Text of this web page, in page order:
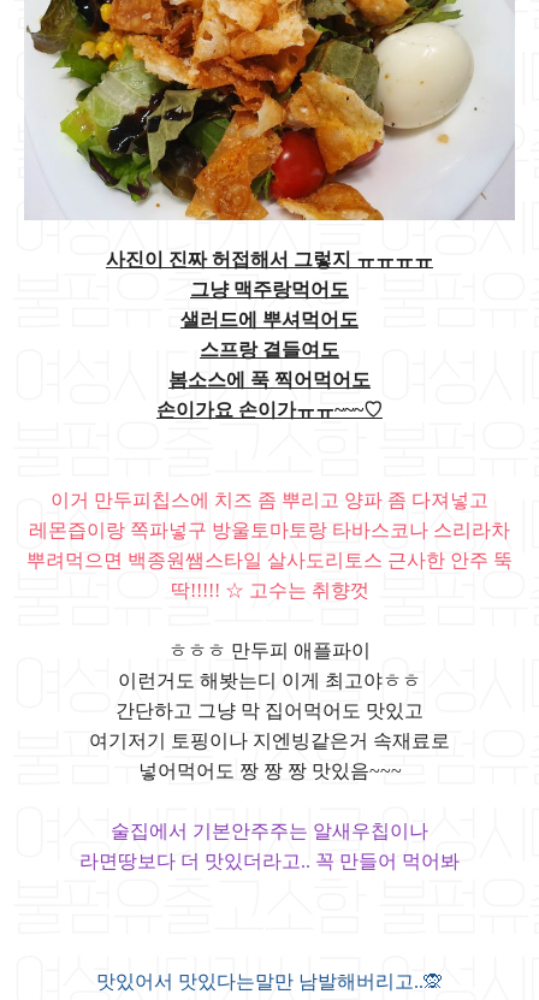
사진이 진짜 허접해서 그렇지 ㅠㅠㅠㅠ
그냥 맥주랑먹어도
샐러드에 뿌셔먹어도
스프랑 곁들여도
봄소스에 푹 찍어먹어도
손이가요 손이가ㅠㅠ~~~♡
이거 만두피칩스에 치즈 좀 뿌리고 양파 좀 다져넣고
레몬즙이랑 쪽파넣구 방울토마토랑 타바스코나 스리라차
뿌려먹으면 백종원쌤스타일 살사도리토스 근사한 안주 뚝
딱!!!!! ☆ 고수는 취향껏
ㅎㅎㅎ 만두피 애플파이
이런거도 해봣는디 이게 최고야ㅎㅎ
간단하고 그냥 막 집어먹어도 맛있고
여기저기 토핑이나 지엔빙같은거 속재료로
넣어먹어도 짱 짱 짱 맛있음~~~
술집에서 기본안주주는 알새우칩이나
라면땅보다 더 맛있더라고.. 꼭 만들어 먹어봐
맛있어서 맛있다는말만 남발해버리고..🙊